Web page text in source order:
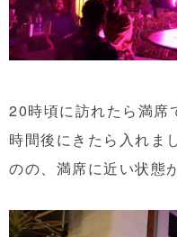
20時頃に訪れたら満席
時間後にきたら入れま
のの、満席に近い状態